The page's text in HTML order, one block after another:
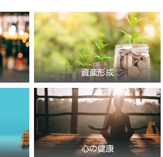
資産形成
心の健康